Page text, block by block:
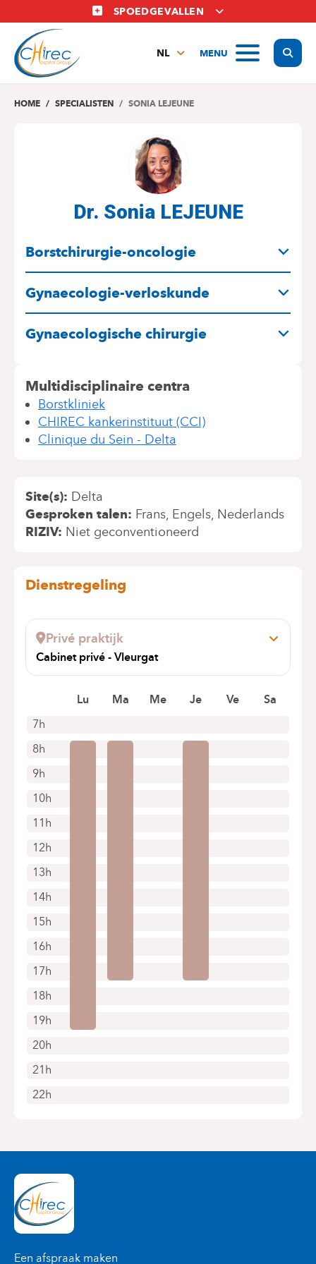
en
naar
inhoud
SPOEDGEVALLEN
MENU
NL
EN
HOME SPECIALISTEN SONIA LEJEUNE
Dr. Sonia LEJEUNE
Borstchirurgie-oncologie
Gynaecologie-verloskunde
Gynaecologische chirurgie
Multidisciplinaire centra
Borstkliniek
CHIREC kankerinstituut (CCI)
Clinique du Sein - Delta
Site(s) Delta
Gesproken talen Frans Engels Nederlands
RIZIV Niet geconventioneerd
Dienstregeling
Privé praktijk
Cabinet privé - Vleurgat
Chaussée de Vleurgat 184
Alleen telefonische afspraken
7h
8h
9h
10h
11h
12h
13h
14h
15h
16h
17h
18h
19h
20h
21h
22h
Lu Ma Me Je Ve Sa
Een afspraak maken